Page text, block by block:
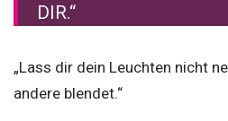
DIR.“
„Lass dir dein Leuchten nicht
andere blendet.“